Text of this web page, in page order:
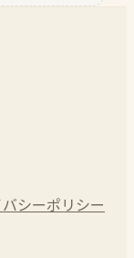
シーポリシー